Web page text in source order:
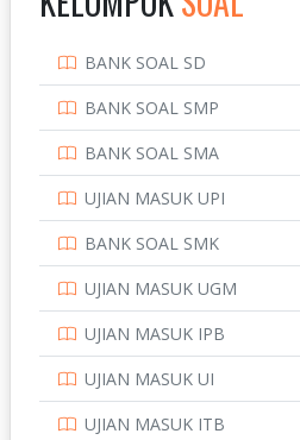
INSTITUT TEKNOLOGI
SEPULUH NOVEMBER
INSTITUT TEKNOLOGI
SUMATERA
IPDN / STPDN
PENDIDIKAN
PERBANKAN
POLRI
POLTEK SSN
BANK SOAL SD
BANK SOAL SMP
BANK SOAL SMA
UJIAN MASUK UPI
BANK SOAL SMK
UJIAN MASUK UGM
UJIAN MASUK IPB
UJIAN MASUK UI
UJIAN MASUK ITB